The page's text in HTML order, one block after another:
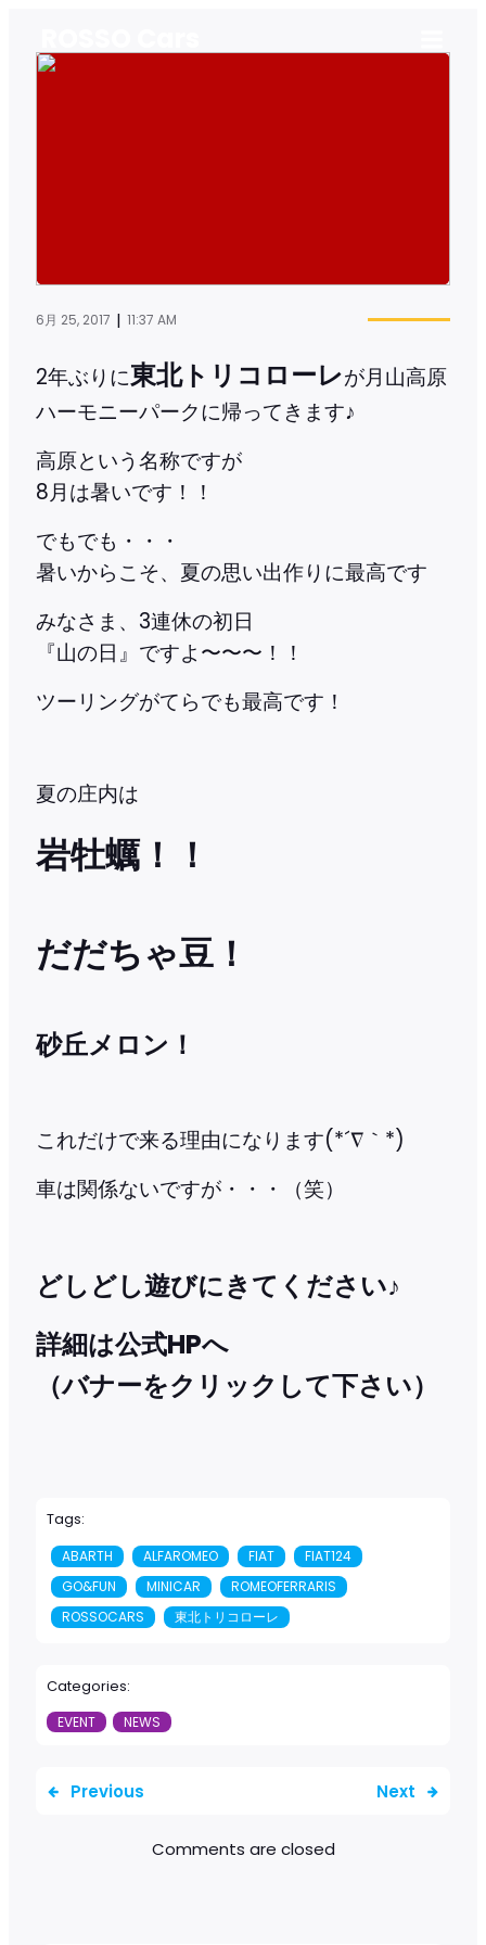
6月 25, 2017 | 11:37 AM
2年ぶりに東北トリコローレが月山高原
ハーモニーパークに帰ってきます♪
高原という名称ですが
8月は暑いです！！
でもでも・・・
暑いからこそ、夏の思い出作りに最高です
みなさま、3連休の初日
『山の日』ですよ〜〜〜！！
ツーリングがてらでも最高です！
夏の庄内は
岩牡蠣！！
だだちゃ豆！
砂丘メロン！
これだけで来る理由になります(*´∇｀*)
車は関係ないですが・・・（笑）
どしどし遊びにきてください♪
詳細は公式HPへ
（バナーをクリックして下さい）
Tags:
ABARTH ALFAROMEO FIAT
FIAT124
GO&FUN
MINICAR
ROMEOFERRARIS
ROSSOCARS
東北トリコローレ
Categories:
EVENT NEWS
Previous Next
Comments are closed